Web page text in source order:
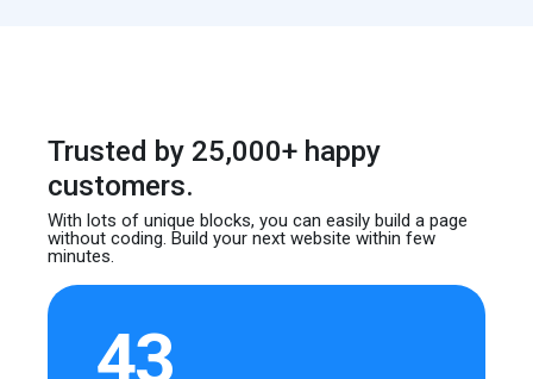
Trusted by 25,000+ happy
customers.
With lots of unique blocks, you can easily builda page
without coding. Build your next websitewithin few
minutes.
43